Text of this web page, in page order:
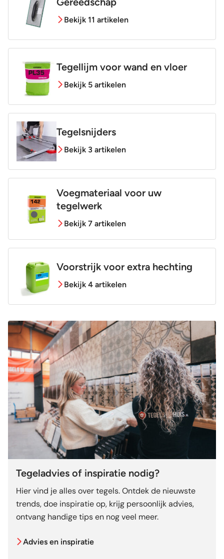
Bekijk 11 artikelen
Tegellijm voor wand en vloer
Bekijk 5 artikelen
Tegelsnijders
Bekijk 3 artikelen
Voegmateriaal voor uw
tegelwerk
Bekijk 7 artikelen
Voorstrijk voor extra hechting
Bekijk 4 artikelen
Tegeladvies of inspiratie nodig?
Hier vind je alles over tegels. Ontdek de nieuwste
trends, doe inspiratie op, krijg persoonlijk advies,
ontvang handige tips en nog veel meer.
Advies en inspiratie